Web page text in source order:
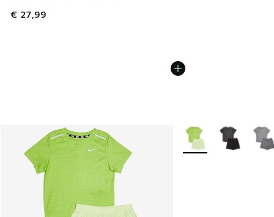
€ 27,99
Plus de couleurs